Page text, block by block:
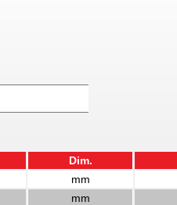
Dim.
mm
mm